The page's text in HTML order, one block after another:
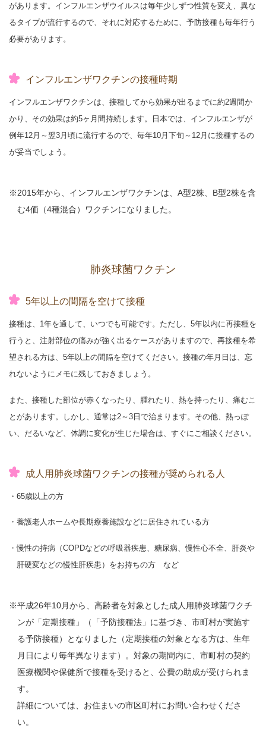
があります。インフルエンザウイルスは毎年少しずつ性質を変え、異な
るタイプが流行するので、それに対応するために、予防接種も毎年行う
必要があります。
インフルエンザワクチンの接種時期
インフルエンザワクチンは、接種してから効果が出るまでに約2週間か
かり、その効果は約5ヶ月間持続します。日本では、インフルエンザが
例年12月～翌3月頃に流行するので、毎年10月下旬～12月に接種するの
が妥当でしょう。
2015年から、インフルエンザワクチンは、A型2株、B型2株を含
む4価（4種混合）ワクチンになりました。
肺炎球菌ワクチン
5年以上の間隔を空けて接種
接種は、1年を通して、いつでも可能です。ただし、5年以内に再接種を
行うと、注射部位の痛みが強く出るケースがありますので、再接種を希
望される方は、5年以上の間隔を空けてください。接種の年月日は、忘
れないようにメモに残しておきましょう。
また、接種した部位が赤くなったり、腫れたり、熱を持ったり、痛むこ
とがあります。しかし、通常は2～3日で治まります。その他、熱っぽ
い、だるいなど、体調に変化が生じた場合は、すぐにご相談ください。
成人用肺炎球菌ワクチンの接種が奨められる人
65歳以上の方
養護老人ホームや長期療養施設などに居住されている方
慢性の持病（COPDなどの呼吸器疾患、糖尿病、慢性心不全、肝炎や
肝硬変などの慢性肝疾患）をお持ちの方 など
平成26年10月から、高齢者を対象とした成人用肺炎球菌ワクチ
ンが「定期接種」（「予防接種法」に基づき、市町村が実施す
る予防接種）となりました（定期接種の対象となる方は、生年
月日により毎年異なります）。対象の期間内に、市町村の契約
医療機関や保健所で接種を受けると、公費の助成が受けられま
す。
詳細については、お住まいの市区町村にお問い合わせくださ
い。